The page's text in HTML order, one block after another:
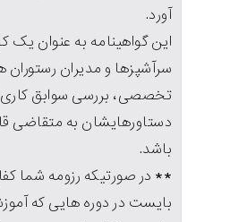
آورد.
این گواهینامه به عنوان یک
سرآشپزها و مدیران رستوران
تخصصی، بررسی سوابق
دستاورهایشان به متقاضی
باشد.
** در صورتیکه رزومه شما
بایست در دوره هایی که